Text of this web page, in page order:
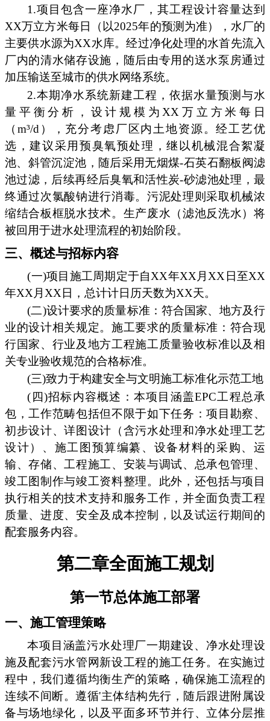
1.项目包含一座净水厂，其工程设计容量达到
XX万立方米每日（以2025年的预测为准），水厂的
主要供水源为XX水库。经过净化处理的水首先流入
厂内的清水储存设施，随后由专用的送水泵房通过
加压输送至城市的供水网络系统。
2.本期净水系统新建工程，依据水量预测与水
量平衡分析，设计规模为XX万立方米每日
（m³/d），充分考虑厂区内土地资源。经工艺优
选，建议采用预臭氧预处理，继以机械混合絮凝
池、斜管沉淀池，随后采用无烟煤-石英石翻板阀滤
池过滤，后续再经后臭氧和活性炭-砂滤池处理，最
终通过次氯酸钠进行消毒。污泥处理则采取机械浓
缩结合板框脱水技术。生产废水（滤池反洗水）将
被回用于进水处理流程的初始阶段。
三、概述与招标内容
(一)项目施工周期定于自XX年XX月XX日至XX
年XX月XX日，总计计日历天数为XX天。
(二)设计要求的质量标准：符合国家、地方及行
业的设计相关规定。施工要求的质量标准：符合现
行国家、行业及地方工程施工质量验收标准以及相
关专业验收规范的合格标准。
(三)致力于构建安全与文明施工标准化示范工地
(四)招标内容概述：本项目涵盖EPC工程总承
包，工作范畴包括但不限于如下任务：项目勘察、
初步设计、详图设计（含污水处理和净水处理工艺
设计）、施工图预算编纂、设备材料的采购、运
输、存储、工程施工、安装与调试、总承包管理、
竣工图制作与竣工资料整理。此外，还包括与项目
执行相关的技术支持和服务工作，并全面负责工程
质量、进度、安全及成本控制，以及试运行期间的
配套服务内容。
第二章全面施工规划
第一节总体施工部署
一、施工管理策略
本项目涵盖污水处理厂一期建设、净水处理设
施及配套污水管网新设工程的施工任务。在实施过
程中，我们遵循均衡生产的策略，确保施工流程的
连续不间断。遵循'主体结构先行，随后跟进附属设
备与场地绿化，以及平面多环节并行、立体分层推